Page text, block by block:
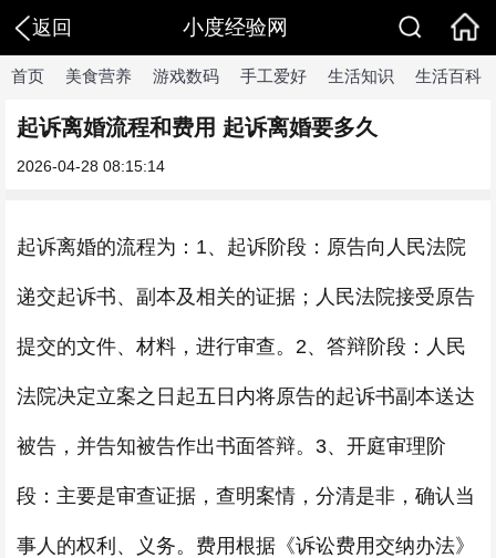
返回 小度经验网
首页 美食营养 游戏数码 手工爱好 生活知识 生活百科
起诉离婚流程和费用 起诉离婚要多久
2026-04-28 08:15:14
起诉离婚的流程为：1、起诉阶段：原告向人民法院
递交起诉书、副本及相关的证据；人民法院接受原告
提交的文件、材料，进行审查。2、答辩阶段：人民
法院决定立案之日起五日内将原告的起诉书副本送达
被告，并告知被告作出书面答辩。3、开庭审理阶
段：主要是审查证据，查明案情，分清是非，确认当
事人的权利、义务。费用根据《诉讼费用交纳办法》